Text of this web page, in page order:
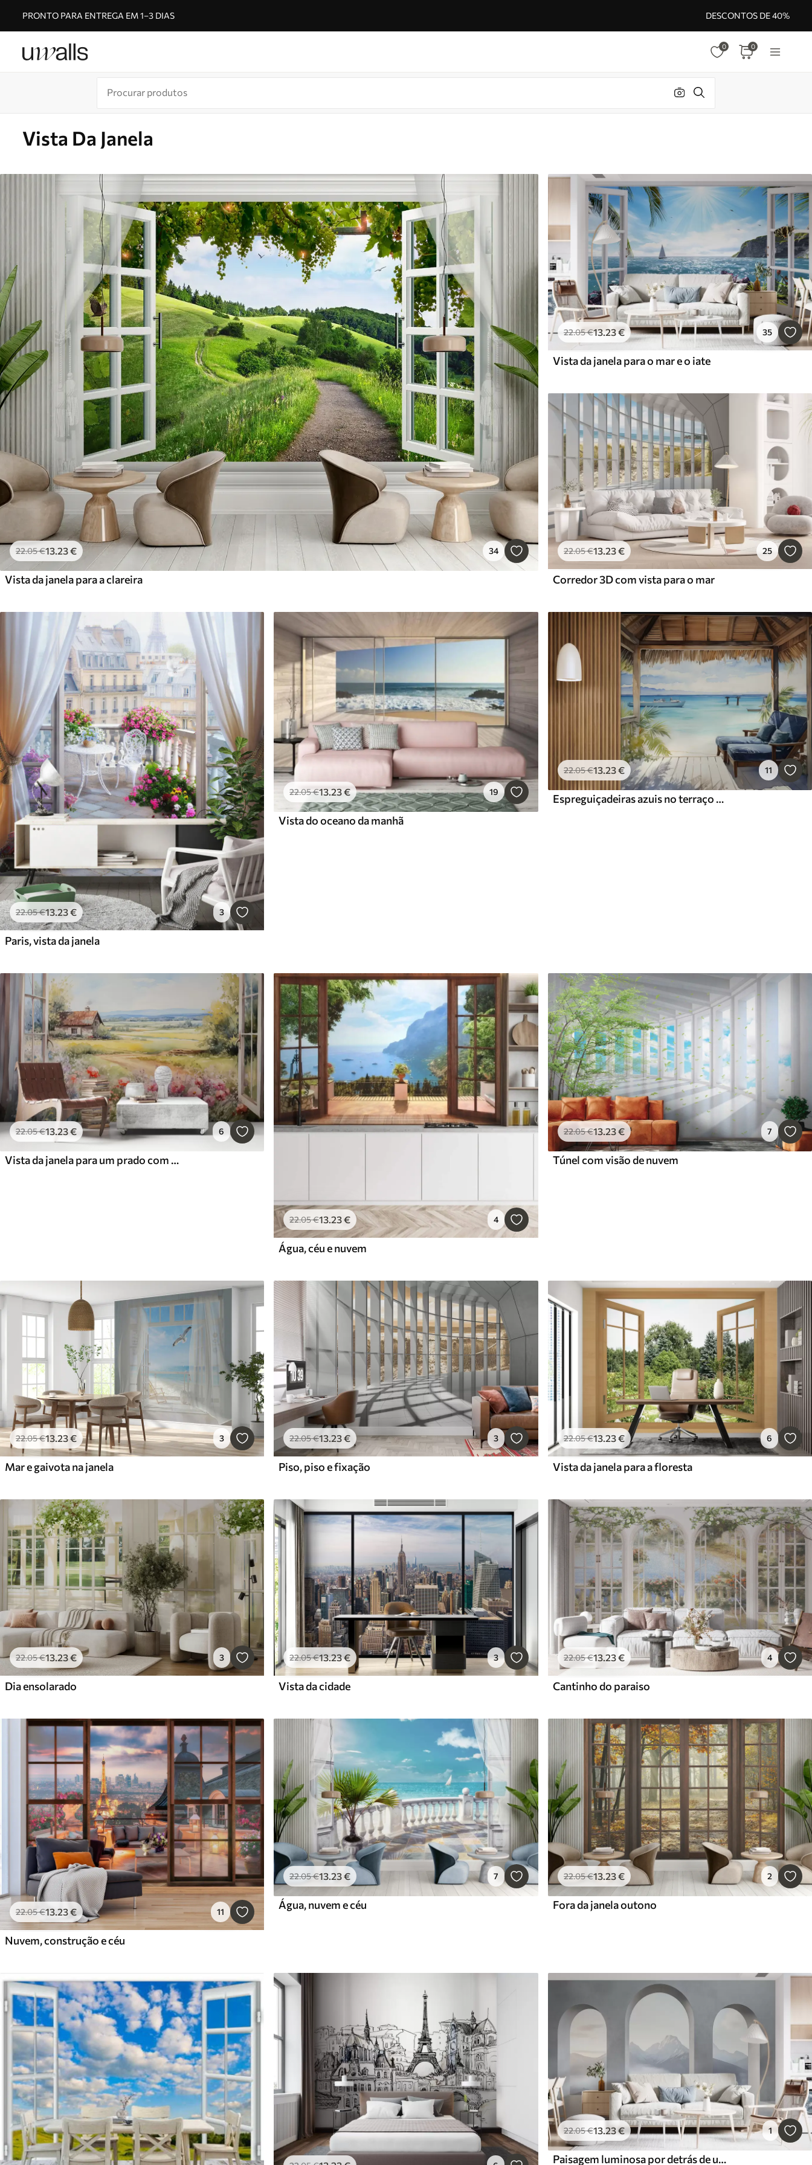
PRONTO PARA ENTREGA EM 1–3 DIAS DESCONTOS DE 40%
0 0
Vista Da Janela
22.05€13.23€ 34
Vista da janela para a clareira
22.05€13.23€ 35
Vista da janela para o mar e o iate
22.05€13.23€ 25
Corredor 3D com vista para o mar
22.05€13.23€ 3
Paris, vista da janela
22.05€13 .23€ 19
Vista do oceano da manhã
22.05€13.23€ 11
Espreguiçadeiras azuis no terraço para relaxar junto à aguarela do mar
22.05€13.23€ 6
Vista da janela para um prado com flores e uma casa rural aguarela
22.05€13 .23€ 4
Água, céu e nuvem
22.05€13.23€ 7
Túnel com visão de nuvem
22.05€13.23€ 3
Mar e gaivota na janela
22.05€13.23€ 3
Piso, piso e fixação
22.05€13.23€ 6
Vista da janela para a floresta
22.05€13 .23€ 3
Dia ensolarado
22.05€13.23€ 3
Vista da cidade
22.05€13.23€ 4
Cantinho do paraiso
22.05€13 .23€ 11
Nuvem, construção e céu
22.05€13.23€ 7
Água, nuvem e céu
22.05€13.23€ 2
Fora da janela outono
22.05€13.23€ 1
Paisagem luminosa por detrás de um arco